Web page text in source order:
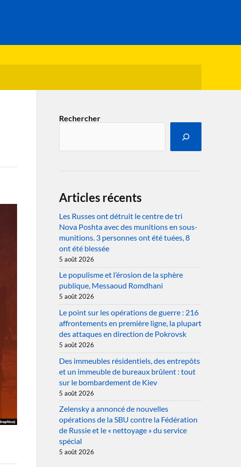
Rechercher
Articles récents
Les Russes ont détruit le centre de tri
Nova Poshta avec des munitions en sous-
munitions. 3 personnes ont été tuées, 8
ont été blessée
5 août 2026
Le populisme et l’érosion de la sphère
publique, Messaoud Romdhani
5 août 2026
Le point sur les opérations de guerre : 216
affrontements en première ligne, la plupart
des attaques en direction de Pokrovsk
5 août 2026
Des immeubles résidentiels, des entrepôts
et un immeuble de bureaux brûlent : tout
sur le bombardement de Kiev
5 août 2026
Zelensky a annoncé de nouvelles
opérations de la SBU contre la Fédération
de Russie et le « nettoyage » du service
spécial
5 août 2026